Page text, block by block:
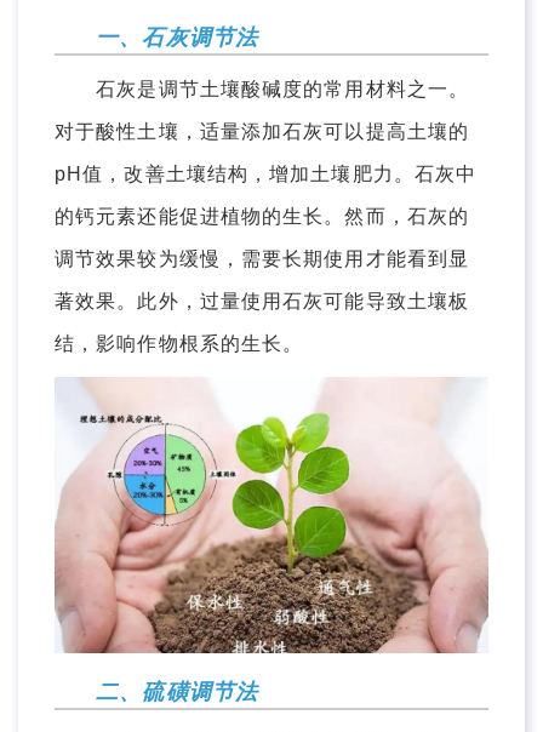
一、石灰调节法
石灰是调节土壤酸碱度的常用材料之一。
对于酸性土壤，适量添加石灰可以提高土壤的
pH值，改善土壤结构，增加土壤肥力。石灰中
的钙元素还能促进植物的生长。然而，石灰的
调节效果较为缓慢，需要长期使用才能看到显
著效果。此外，过量使用石灰可能导致土壤板
结，影响作物根系的生长。
二、硫磺调节法